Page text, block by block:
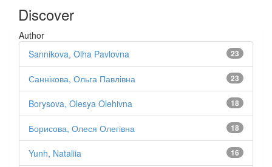
Discover
Author
23
Sannikova, Olha Pavlovna
23
Саннікова, Ольга Павлівна
18
Borysova, Olesya Olehivna
18
Борисова, Олеся Олегівна
16
Yunh, Nataliia